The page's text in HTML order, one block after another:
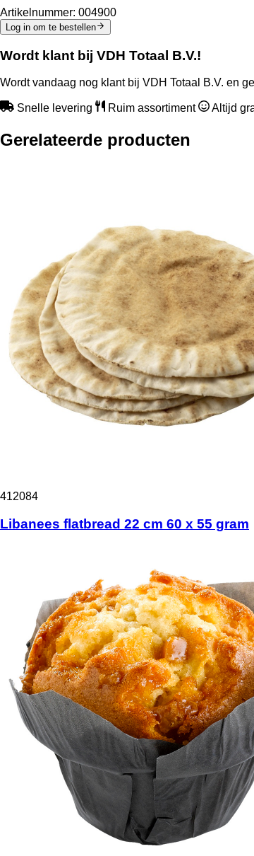
Artikelnummer: 004900
Log in om te bestellen
Wordt klant bij VDH Totaal B.V.!
Wordt vandaag nog klant bij VDH Totaal B.V. en
Snelle levering Ruim assortiment Altijd
Gerelateerde producten
412084
Libanees flatbread 22 cm 60 x 55 gram